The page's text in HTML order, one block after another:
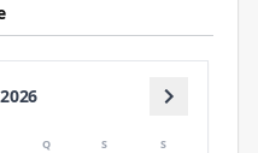
Q S S